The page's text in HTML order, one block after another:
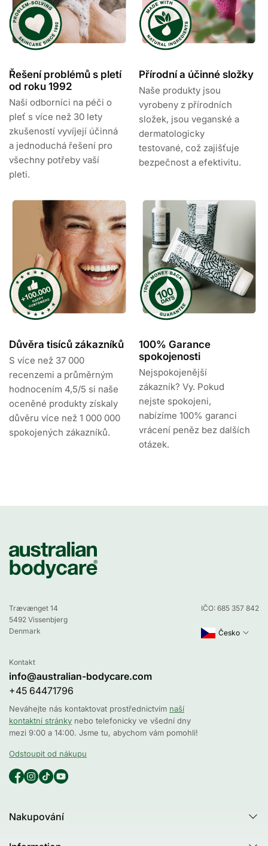
Řešení problémů s pletí
od roku 1992
Naši odborníci na péči o
pleť s více než 30 lety
zkušeností vyvíjejí účinná
a jednoduchá řešení pro
všechny potřeby vaší
pleti.
Přírodní a účinné složky
Naše produkty jsou
vyrobeny z přírodních
složek, jsou veganské a
dermatologicky
testované, což zajišťuje
bezpečnost a efektivitu.
Důvěra tisíců zákazníků
S více než 37 000
recenzemi a průměrným
hodnocením 4,5/5 si naše
oceněné produkty získaly
důvěru více než 1 000 000
spokojených zákazníků.
100% Garance
spokojenosti
Nejspokojenější
zákazník? Vy. Pokud
nejste spokojeni,
nabízíme 100% garanci
vrácení peněz bez dalších
otázek.
Trævænget 14
5492 Vissenbjerg
Denmark
IČO: 685 357 842
Česko
Nakupování
Kontakt
info@australian-bodycare.com
+45 64471796
Neváhejte nás kontaktovat prostřednictvím naší
kontaktní stránky nebo telefonicky ve všední dny
mezi 9:00 a 14:00. Jsme tu, abychom vám pomohli!
Odstoupit od nákupu